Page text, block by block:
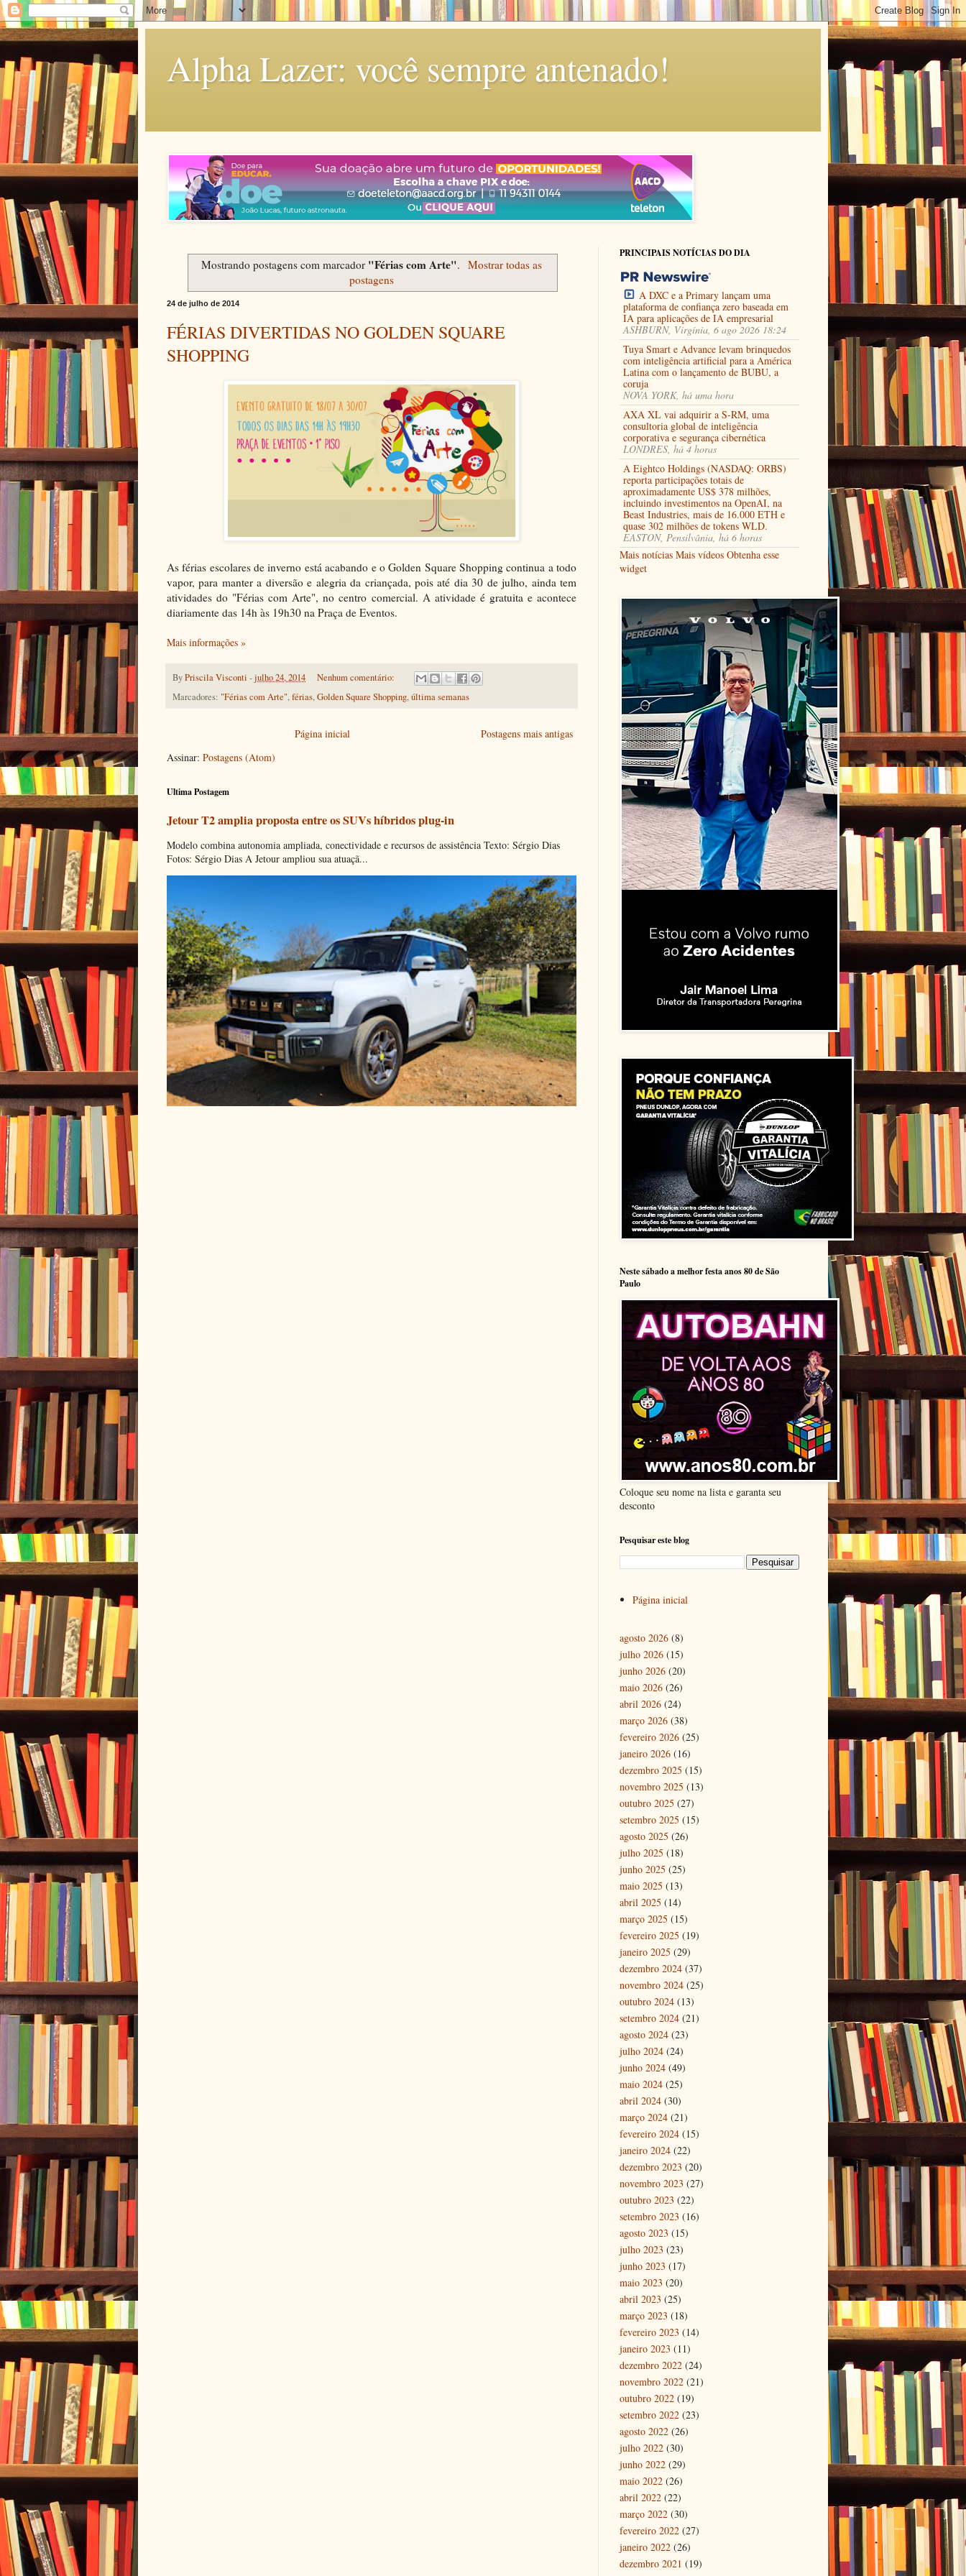
Alpha Lazer: você sempre antenado!
Mostrando postagens com marcador "Férias com Arte". Mostrar todas as
postagens
24 de julho de 2014
FÉRIAS DIVERTIDAS NO GOLDEN SQUARE
SHOPPING
As férias escolares de inverno está acabando e o Golden Square Shopping continua a todo
vapor, para manter a diversão e alegria da criançada, pois até dia 30 de julho, ainda tem
atividades do "Férias com Arte", no centro comercial. A atividade é gratuita e acontece
diariamente das 14h às 19h30 na Praça de Eventos.
Mais informações »
ByPriscila Visconti -julho 24, 2014
Nenhum comentário:
Marcadores: "Férias com Arte",férias,Golden Square Shopping,última semanas
Postagens mais antigas
Página inicial
Assinar: Postagens (Atom)
Ultima Postagem
Jetour T2 amplia proposta entre os SUVs híbridos plug-in
Modelo combina autonomia ampliada, conectividade e recursos de assistência Texto: Sérgio Dias
Fotos: Sérgio Dias A Jetour ampliou sua atuaçã...
PRINCIPAIS NOTÍCIAS DO DIA
A DXC e a Primary lançam uma
plataforma de confiança zero baseada em
IA para aplicações de IA empresarial
ASHBURN, Virgínia, 6 ago 2026 18:24
Tuya Smart e Advance levam brinquedos
com inteligência artificial para a América
Latina com o lançamento de BUBU, a
coruja
NOVA YORK, há uma hora
AXA XL vai adquirir a S-RM, uma
consultoria global de inteligência
corporativa e segurança cibernética
LONDRES, há 4 horas
A Eightco Holdings (NASDAQ: ORBS)
reporta participações totais de
aproximadamente US$ 378 milhões,
incluindo investimentos na OpenAI, na
Beast Industries, mais de 16.000 ETH e
quase 302 milhões de tokens WLD.
EASTON, Pensilvânia, há 6 horas
Mais notícias Mais vídeos Obtenha esse
widget
Neste sábado a melhor festa anos 80 de São
Paulo
Coloque seu nome na lista e garanta seu
desconto
Pesquisar este blog
Página inicial
agosto 2026 (8)
julho 2026 (15)
junho 2026 (20)
maio 2026 (26)
abril 2026 (24)
março 2026 (38)
fevereiro 2026 (25)
janeiro 2026 (16)
dezembro 2025 (15)
novembro 2025 (13)
outubro 2025 (27)
setembro 2025 (15)
agosto 2025 (26)
julho 2025 (18)
junho 2025 (25)
maio 2025 (13)
abril 2025 (14)
março 2025 (15)
fevereiro 2025 (19)
janeiro 2025 (29)
dezembro 2024 (37)
novembro 2024 (25)
outubro 2024 (13)
setembro 2024 (21)
agosto 2024 (23)
julho 2024 (24)
junho 2024 (49)
maio 2024 (25)
abril 2024 (30)
março 2024 (21)
fevereiro 2024 (15)
janeiro 2024 (22)
dezembro 2023 (20)
novembro 2023 (27)
outubro 2023 (22)
setembro 2023 (16)
agosto 2023 (15)
julho 2023 (23)
junho 2023 (17)
maio 2023 (20)
abril 2023 (25)
março 2023 (18)
fevereiro 2023 (14)
janeiro 2023 (11)
dezembro 2022 (24)
novembro 2022 (21)
outubro 2022 (19)
setembro 2022 (23)
agosto 2022 (26)
julho 2022 (30)
junho 2022 (29)
maio 2022 (26)
abril 2022 (22)
março 2022 (30)
fevereiro 2022 (27)
janeiro 2022 (26)
dezembro 2021 (19)